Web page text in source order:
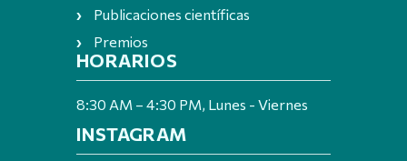
Publicaciones científicas
Premios
HORARIOS
8:30 AM – 4:30 PM, Lunes - Viernes
INSTAGRAM